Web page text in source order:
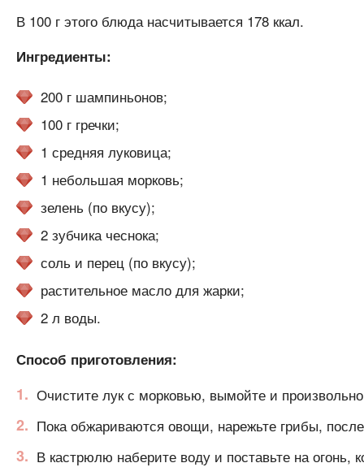
В 100 г этого блюда насчитывается 178 ккал.
Ингредиенты:
200 г шампиньонов;
100 г гречки;
1 средняя луковица;
1 небольшая морковь;
зелень (по вкусу);
2 зубчика чеснока;
соль и перец (по вкусу);
растительное масло для жарки;
2 л воды.
Способ приготовления:
Очистите лук с морковью, вымойте и
Пока обжариваются овощи, нарежьте грибы,
В кастрюлю наберите воду и поставьте на огонь,